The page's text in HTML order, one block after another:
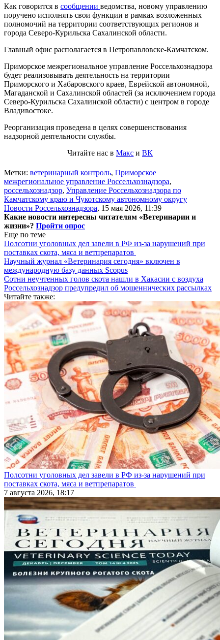
Как говорится в сообщении ведомства, новому управлению
поручено исполнять свои функции в рамках возложенных
полномочий на территории соответствующих регионов и
города Северо-Курильска Сахалинской области.
Главный офис располагается в Петропавловске-Камчатском.
Приморское межрегиональное управление Россельхознадзора
будет реализовывать деятельность на территории
Приморского и Хабаровского краев, Еврейской автономной,
Магаданской и Сахалинской областей (за исключением города
Северо-Курильска Сахалинской области) с центром в городе
Владивостоке.
Реорганизация проведена в целях совершенствования
надзорной деятельности службы.
Читайте нас в Макс и ВК
Метки: ветеринарный контроль, Приморское
межрегиональное управление Россельхознадзора,
россельхознадзор, Управление Россельхознадзора по
Камчатскому краю и Чукотскому автономному округу
Новости Россельхознадзора, 15 мая 2026, 11:39
Какие новости интересны читателям «Ветеринарии и
жизни»? Пройти опрос
Еще по теме
Полсотни уголовных дел завели в РФ из-за нарушений при
поставках скота, мяса и ветпрепаратов
Научный журнал «Ветеринария сегодня» включен в
международную базу данных Scopus
Сотни неучтенных голов скота нашли в Хакасии с воздуха
Россельхознадзор предупредил об мошеннических рассылках
Читайте также:
Полсотни уголовных дел завели в РФ из-за нарушений при
поставках скота, мяса и ветпрепаратов
7 августа 2026, 18:17